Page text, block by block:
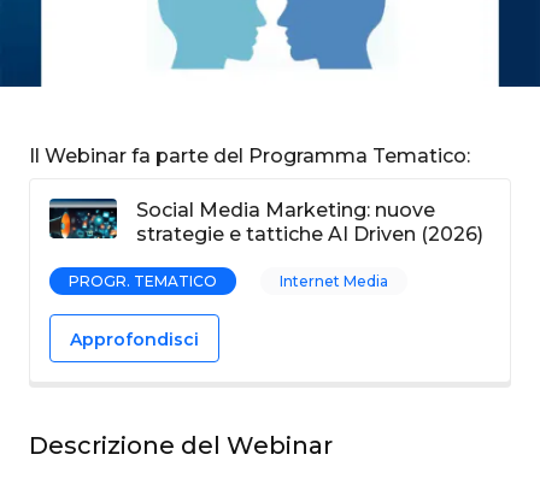
Il Webinar fa parte del Programma Tematico:
Social Media Marketing: nuove
strategie e tattiche AI Driven (2026)
PROGR. TEMATICO Internet Media
Approfondisci
Descrizione del Webinar